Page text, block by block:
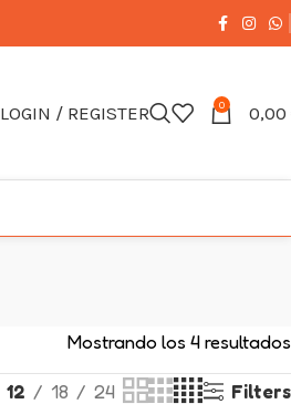
LOGIN / REGISTER 0 0,00
Mostrando los 4 resultados
12 18 24 Filters